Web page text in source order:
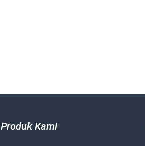
Produk Kami